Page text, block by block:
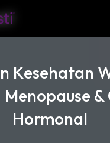
Kesehatan
Menopause &
Hormonal